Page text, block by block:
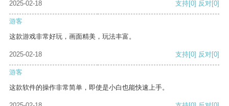
2025-02-18 支持[0] 反对[0]
游客
这款游戏非常好玩，画面精美，玩法丰富。
2025-02-18 支持[0] 反对[0]
游客
这款软件的操作非常简单，即使是小白也能快速上手。